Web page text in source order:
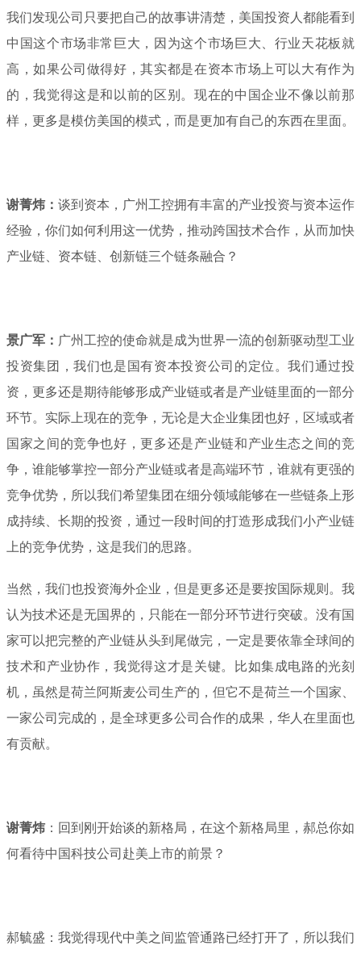
我们发现公司只要把自己的故事讲清楚，美国投资人都能看到
中国这个市场非常巨大，因为这个市场巨大、行业天花板就
高，如果公司做得好，其实都是在资本市场上可以大有作为
的，我觉得这是和以前的区别。现在的中国企业不像以前那
样，更多是模仿美国的模式，而是更加有自己的东西在里面。
谢菁炜： 谈到资本，广州工控拥有丰富的产业投资与资本运作
经验，你们如何利用这一优势，推动跨国技术合作，从而加快
产业链、资本链、创新链三个链条融合？
景广军： 广州工控的使命就是成为世界一流的创新驱动型工业
投资集团，我们也是国有资本投资公司的定位。我们通过投
资，更多还是期待能够形成产业链或者是产业链里面的一部分
环节。实际上现在的竞争，无论是大企业集团也好，区域或者
国家之间的竞争也好，更多还是产业链和产业生态之间的竞
争，谁能够掌控一部分产业链或者是高端环节，谁就有更强的
竞争优势，所以我们希望集团在细分领域能够在一些链条上形
成持续、长期的投资，通过一段时间的打造形成我们小产业链
上的竞争优势，这是我们的思路。
当然，我们也投资海外企业，但是更多还是要按国际规则。我
认为技术还是无国界的，只能在一部分环节进行突破。没有国
家可以把完整的产业链从头到尾做完，一定是要依靠全球间的
技术和产业协作，我觉得这才是关键。比如集成电路的光刻
机，虽然是荷兰阿斯麦公司生产的，但它不是荷兰一个国家、
一家公司完成的，是全球更多公司合作的成果，华人在里面也
有贡献。
谢菁炜：回到刚开始谈的新格局，在这个新格局里，郝总你如
何看待中国科技公司赴美上市的前景？
郝毓盛：我觉得现代中美之间监管通路已经打开了，所以我们